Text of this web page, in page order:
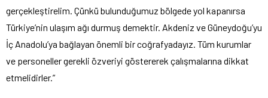
gerçekleştirelim. Çünkü bulunduğumuz bölgede yol kapanırsa
Türkiye’nin ulaşım ağı durmuş demektir. Akdeniz ve Güneydoğu’yu
İç Anadolu’ya bağlayan önemli bir coğrafyadayız. Tüm kurumlar
ve personeller gerekli özveriyi göstererek çalışmalarına dikkat
etmelidirler.”